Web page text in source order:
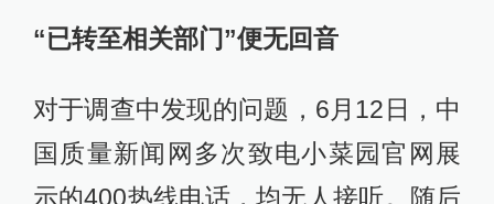
“已转至相关部门”便无回音
对于调查中发现的问题，6月12日，中
国质量新闻网多次致电小菜园官网展
示的400热线电话，均无人接听。随后